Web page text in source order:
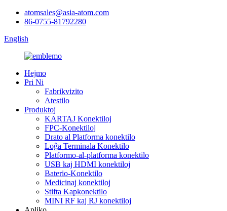
atomsales@asia-atom.com
86-0755-81792280
English
Hejmo
Pri Ni
Fabrikvizito
Atestilo
Produktoj
KARTAJ Konektiloj
FPC-Konektiloj
Drato al Platforma konektilo
Loĝa Terminala Konektilo
Platformo-al-platforma konektilo
USB kaj HDMI konektiloj
Baterio-Konektilo
Medicinaj konektiloj
Stifta Kapkonektilo
MINI RF kaj RJ konektiloj